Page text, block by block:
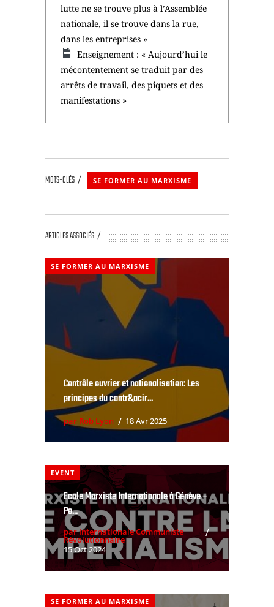
lutte ne se trouve plus à l’Assemblée
nationale, il se trouve dans la rue,
dans les entreprises »
Enseignement : « Aujourd’hui le
mécontentement se traduit par des
arrêts de travail, des piquets et des
manifestations »
MOTS-CLÉS SE FORMER AU MARXISME
ARTICLES ASSOCIÉS
SE FORMER AU MARXISME
Contrôle ouvrier et nationalisation: Les
principes du contr&ocir...
par Rob Lyon 18 Avr 2025
EVENT
Ecole Marxiste Internationale à Génève –
Po...
par Internationale Communiste
Révolutionnaire
15 Oct 2024
SE FORMER AU MARXISME